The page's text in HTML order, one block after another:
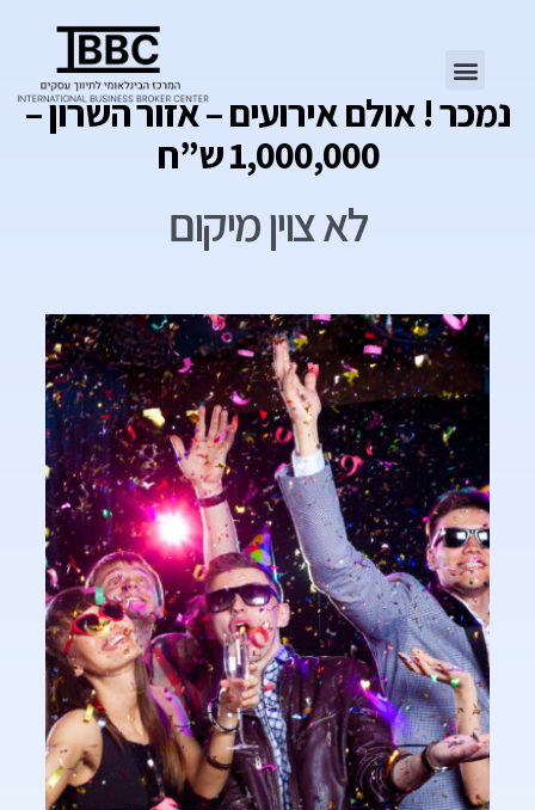
נמכר ! אולם אירועים – אזור השרון –
1,000,000 ש”ח
לא צוין מיקום